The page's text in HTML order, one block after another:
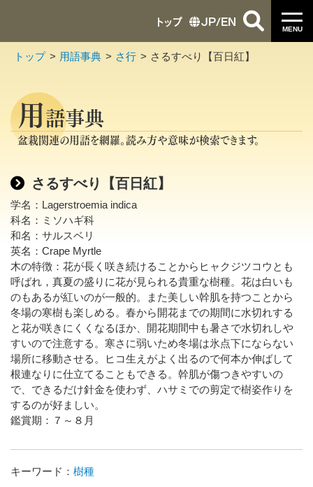
MENU
トップ JP/EN
トップ 用語事典 さ行 さるすべり【百日紅】
用語事典
盆栽関連の用語を網羅。読み方や意味が検索できます。
さるすべり【百日紅】
学名：Lagerstroemia indica
科名：ミソハギ科
和名：サルスベリ
英名：Crape Myrtle
木の特徴：花が長く咲き続けることからヒャクジツコウとも
呼ばれ，真夏の盛りに花が見られる貴重な樹種。花は白いも
のもあるが紅いのが一般的。また美しい幹肌を持つことから
冬場の寒樹も楽しめる。春から開花までの期間に水切れする
と花が咲きにくくなるほか、開花期間中も暑さで水切れしや
すいので注意する。寒さに弱いため冬場は氷点下にならない
場所に移動させる。ヒコ生えがよく出るので何本か伸ばして
根連なりに仕立てることもできる。幹肌が傷つきやすいの
で、できるだけ針金を使わず、ハサミでの剪定で樹姿作りを
するのが好ましい。
鑑賞期：７～８月
キーワード： 樹種